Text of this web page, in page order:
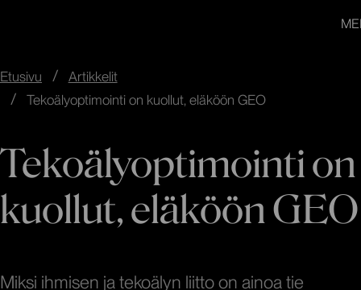
Etusivu
Artikkelit
Tekoälyoptimointi on kuollut, eläköön GEO
Tekoälyoptimointi on
kuollut, eläköön GEO
Miksi ihmisen ja tekoälyn liitto on ainoa tie